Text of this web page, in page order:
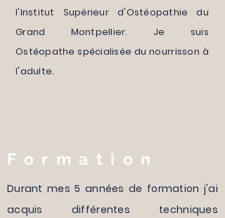
l'Institut Supérieur d'Ostéopathie du
Grand Montpellier. Je suis
Ostéopathe spécialisée dunourrisson à
l'adulte.
Formation
Durant mes 5 années de formation j'ai
acquis différentes techniques